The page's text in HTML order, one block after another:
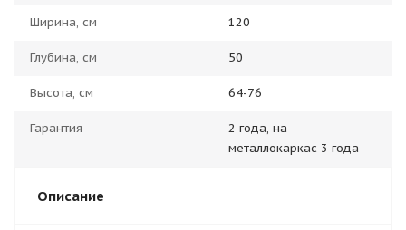
Ширина, см 120
Глубина, см 50
Высота, см 64-76
Гарантия
2 года, на
металлокаркас 3 года
Описание